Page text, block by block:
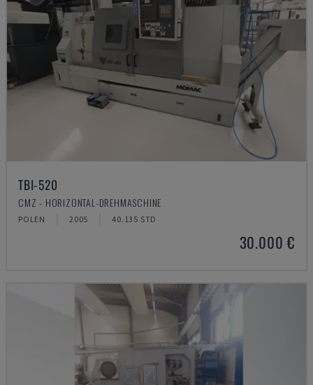
TBI-520
CMZ - HORIZONTAL-DREHMASCHINE
POLEN 2005 40.135 STD
30.000 €